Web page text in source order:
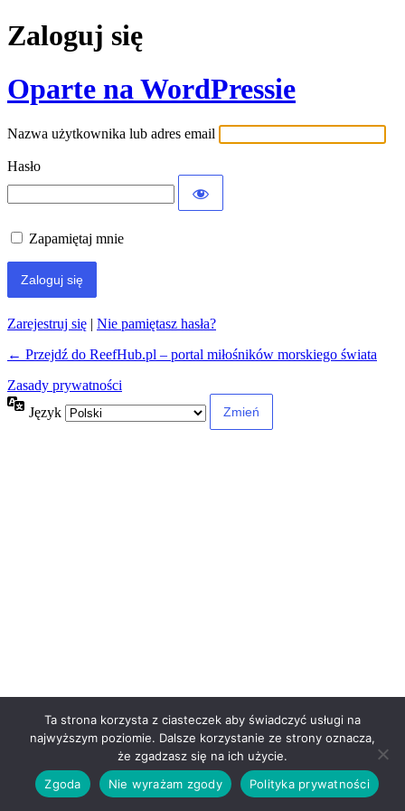
Zaloguj się
Oparte na WordPressie
Nazwa użytkownika lub adres email
Hasło
Zapamiętaj mnie
Zarejestruj się | Nie pamiętasz hasła?
← Przejdź do ReefHub.pl – portal miłośników morskiego świata
Zasady prywatności
Język
Ta strona korzysta z ciasteczek aby świadczyć usługi na
najwyższym poziomie. Dalsze korzystanie ze strony oznacza,
że zgadzasz się na ich użycie.
Zgoda
Nie wyrażam zgody Polityka prywatności